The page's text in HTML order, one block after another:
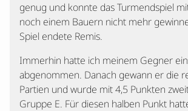
genug und konnte das Turmendspiel
noch einem Bauern nicht mehr
Spiel endete Remis.
Immerhin hatte ich meinem Gegner
abgenommen. Danach gewann er die
Partien und wurde mit 4,5 Punkten
Gruppe E. Für diesen halben Punkt